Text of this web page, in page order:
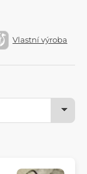
Vlastní výroba